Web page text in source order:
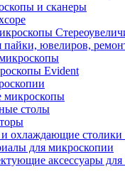
и сканеры
ювелиров,
Evident
микроскопы
столы
и охлаждающие
для микроскопии
аксессуары